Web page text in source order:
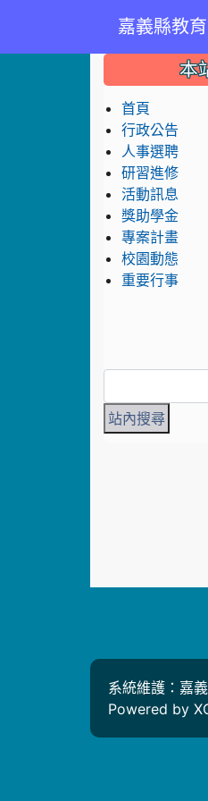
嘉義縣教
::: 本
首頁
行政公告
人事選聘
研習進修
活動訊息
獎助學金
專案計畫
校園動態
重要行事
系統維護：嘉
Powered by